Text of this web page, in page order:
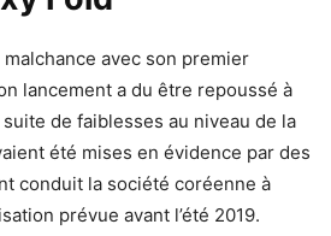
avec son premier
lancement a du être repoussé à
de faiblesses au niveau de la
été mises en évidence par des
conduit la société coréenne à
prévue avant l’été 2019.